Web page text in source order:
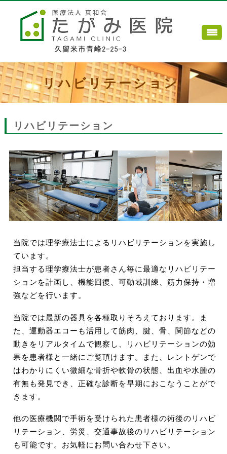
リハビリテーション
リハビリテーション
当院では理学療法士によるリハビリテーションを実施し
ています。
担当する理学療法士が患者さん毎に最適なリハビリテー
ションを計画し、機能回復、可動域訓練、筋力保持・増
強などを行います。
当院では最新の器具を各種取りそろえております。ま
た、運動器エコーも活用して筋肉、腱、骨、関節などの
動きをリアルタイムで観察し、リハビリテーションの効
果を患者様と一緒にご覧頂けます。また、レントゲンで
はわかりにくい微細な骨折や軟骨の状態、出血や水腫の
有無も発見でき、正確な診断を早期におこなうことがで
きます。
他の医療機関で手術を受けられた患者様の術後のリハビ
リテーション、労災、交通事故後のリハビリテーション
も可能です。お気軽にお問い合わせ下さい。